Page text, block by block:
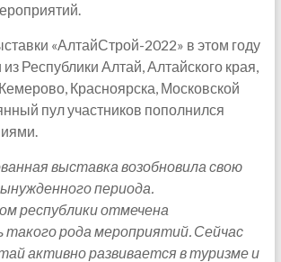
«АлтайСтрой-2022» в этом году
Республики Алтай, Алтайского края,
Красноярска, Московской
пул участников пополнился
выставка возобновила свою
периода.
республики отмечена
такого рода мероприятий. Сейчас
активно развивается в туризме и